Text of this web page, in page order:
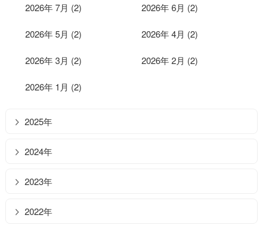
2026年 7月 (2) 2026年 6月 (2)
2026年 5月 (2) 2026年 4月 (2)
2026年 3月 (2) 2026年 2月 (2)
2026年 1月 (2)
2025年
2024年
2023年
2022年